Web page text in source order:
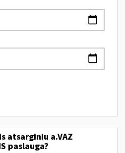
atsarginiu a.VAZ
paslauga?